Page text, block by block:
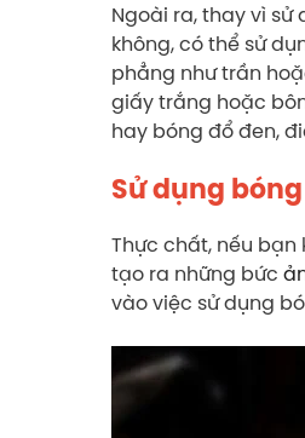
Ngoài ra, thay vì
không, có thể sử
phẳng như trần
giấy trắng hoặc
hay bóng đổ đen,
Sử dụng
Thực chất, nếu
tạo ra những bức
vào việc sử dụng